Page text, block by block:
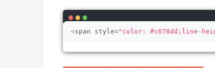
<span style="color: #c678dd;line-